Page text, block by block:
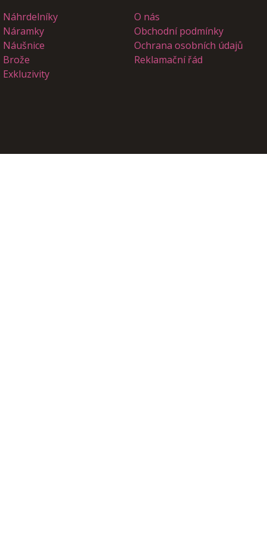
Náhrdelníky
Náramky
Náušnice
Brože
Exkluzivity
O nás
Obchodní podmínky
Ochrana osobních údajů
Reklamační řád